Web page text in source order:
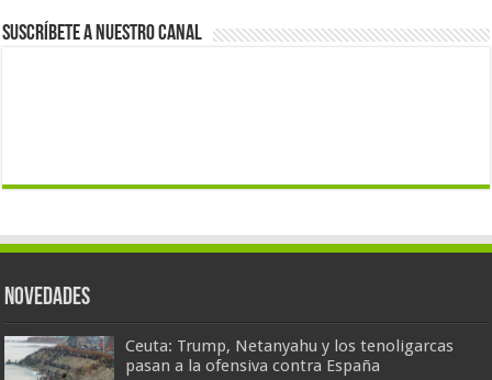
Suscríbete a nuestro canal
Novedades
Ceuta: Trump, Netanyahu y los tenoligarcas
pasan a la ofensiva contra España